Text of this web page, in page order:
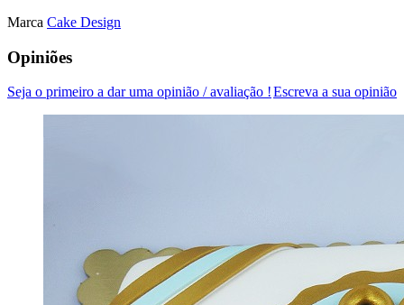
Marca Cake Design
Opiniões
Escreva a sua opinião
Seja o primeiro a dar uma opinião / avaliação !